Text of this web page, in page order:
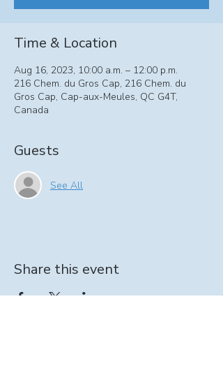
Time & Location
Aug 16, 2023, 10:00 a.m. – 12:00 p.m.
216 Chem. du Gros Cap, 216 Chem. du
Gros Cap, Cap-aux-Meules, QC G4T,
Canada
Guests
See All
Share this event